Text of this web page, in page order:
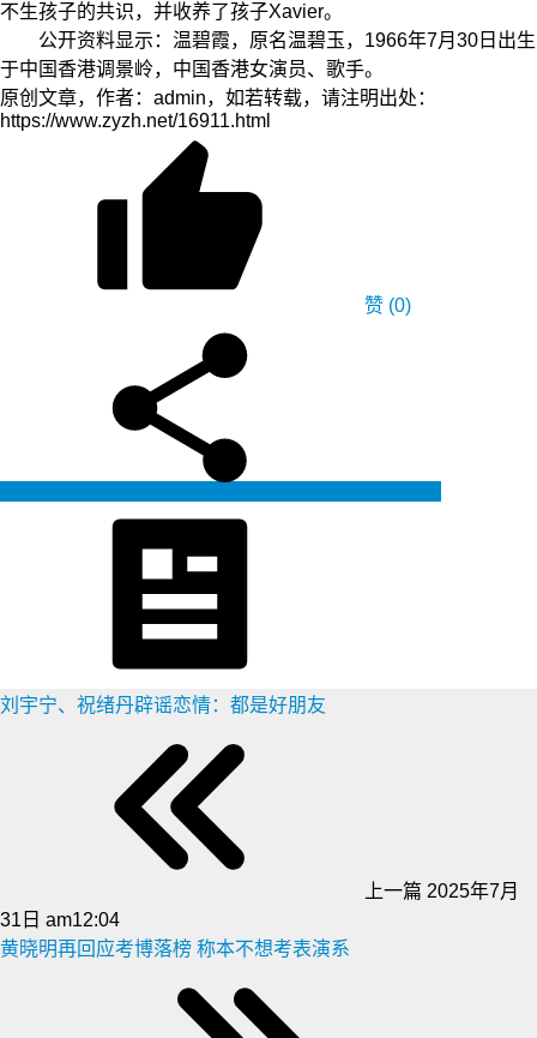
不生孩子的共识，并收养了孩子Xavier。
公开资料显示：温碧霞，原名温碧玉，1966年7月30日出生
于中国香港调景岭，中国香港女演员、歌手。
原创文章，作者：admin，如若转载，请注明出处：
https://www.zyzh.net/16911.html
赞 (0)
刘宇宁、祝绪丹辟谣恋情：都是好朋友
上一篇 2025年7月
31日 am12:04
黄晓明再回应考博落榜 称本不想考表演系